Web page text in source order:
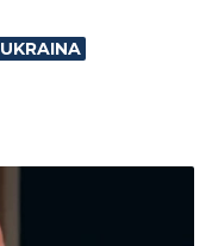
UKRAINA